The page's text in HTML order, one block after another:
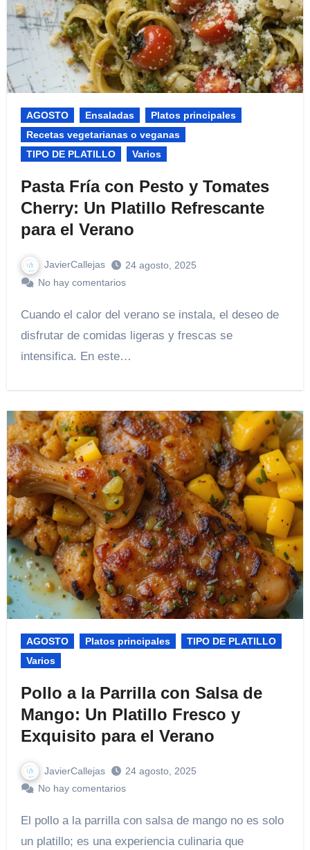
AGOSTO Ensaladas
Platos principales
Recetas vegetarianas o veganas
TIPO DE PLATILLO
Varios
Pasta Fría con Pesto y Tomates
Cherry: Un Platillo Refrescante
para el Verano
JavierCallejas
24 agosto, 2025
No hay comentarios
Cuando el calor del verano se instala, el deseo de
disfrutar de comidas ligeras y frescas se
intensifica. En este…
AGOSTO Platos principales
TIPO DE PLATILLO
Varios
Pollo a la Parrilla con Salsa de
Mango: Un Platillo Fresco y
Exquisito para el Verano
JavierCallejas
24 agosto, 2025
No hay comentarios
El pollo a la parrilla con salsa de mango no es solo
un platillo; es una experiencia culinaria que